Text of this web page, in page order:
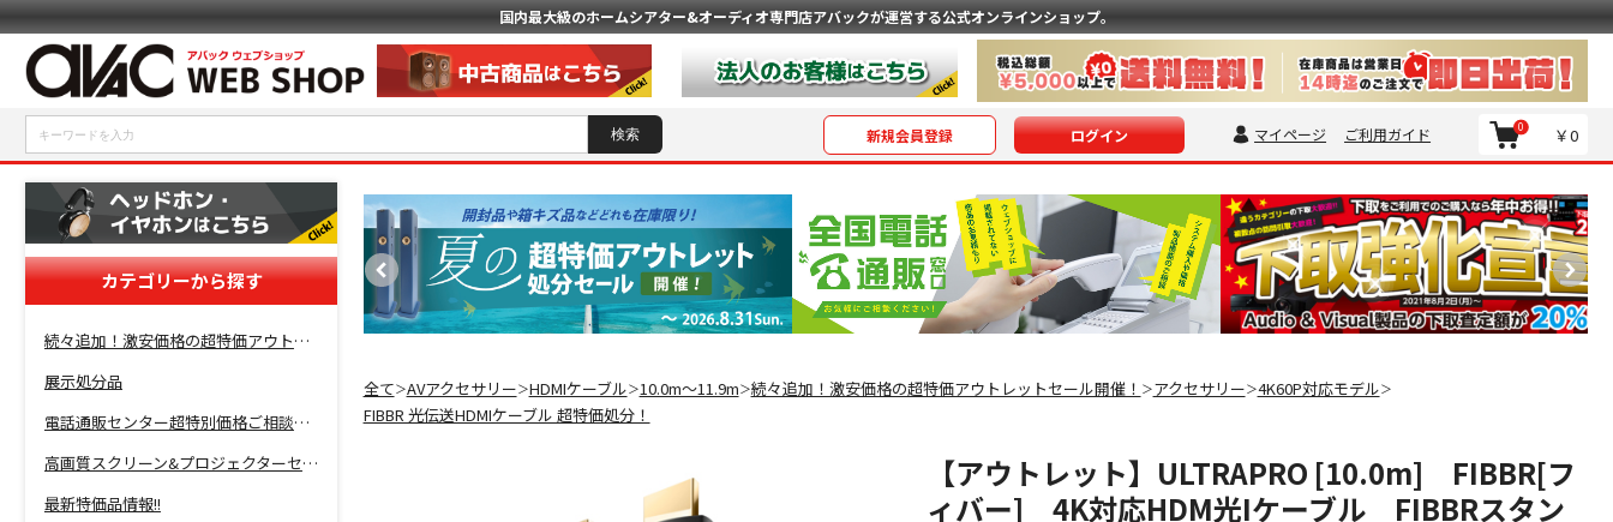
国内最大級のホームシアター&オーディオ専門店アバックが運営する公式オンラインショップ。
新規会員登録 ログイン マイページ ご利用ガイド ￥0
0
カテゴリーから探す
続々追加！激安価格の超特価アウトレットセール開催！
展示処分品
電話通販センター超特別価格ご相談コーナー！
高画質スクリーン&プロジェクターセット超特価！
最新特価品情報!!
全て＞AVアクセサリー＞HDMIケーブル＞10.0m〜11.9m＞続々追加！激安価格の超特価アウトレットセール開催！ ＞アクセサリー＞4K60P対応モデル＞
FIBBR 光伝送HDMIケーブル 超特価処分！
【アウトレット】ULTRAPRO [10.0m] FIBBR[フ
ィバー] 4K対応HDM光Iケーブル FIBBRスタン